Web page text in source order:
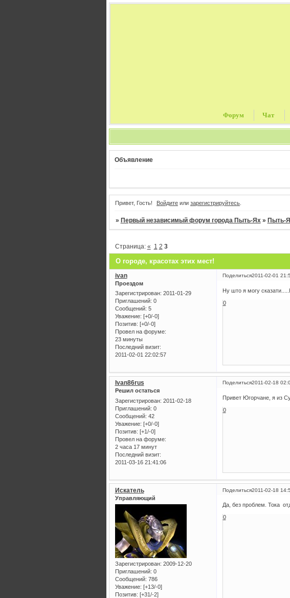
Форум Чат
Объявление
Привет, Гость! Войдите или зарегистрируйтесь
» Первый независимый форум города Пыть-Ях » Пыть-
О городе, красотах этих мест!
Страница: « 1 2 3
Поделиться2011-02-01
ivan
Проездом
Зарегистрирован: 2011-01-29
Приглашений: 0
Сообщений: 5
Уважение: [+0/-0]
Позитив: [+0/-0]
Провел на форуме:
23 минуты
Последний визит:
2011-02-01 22:02:57
Ну што я могу
0
Поделиться2011-02-18
Ivan86rus
Решил остаться
Зарегистрирован: 2011-02-18
Приглашений: 0
Сообщений: 42
Уважение: [+0/-0]
Позитив: [+1/-0]
Провел на форуме:
2 часа 17 минут
Последний визит:
2011-03-16 21:41:06
Привет Югорчане, я из
0
Поделиться2011-02-18
Искатель
Управляющий
Зарегистрирован: 2009-12-20
Приглашений: 0
Сообщений: 786
Уважение: [+13/-0]
Позитив: [+31/-2]
Да, без проблем. Тока
0